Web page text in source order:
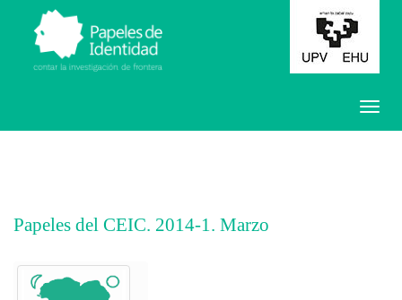
Papeles del CEIC. 2014-1. Marzo